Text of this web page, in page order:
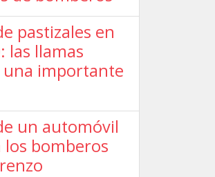
pastizales en
las llamas
importante
un automóvil
los bomberos